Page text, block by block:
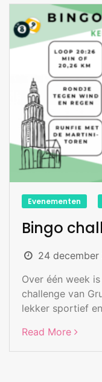
Evenementen
Bingo
24 december
Over één week
challenge van
lekker sportief
Read More